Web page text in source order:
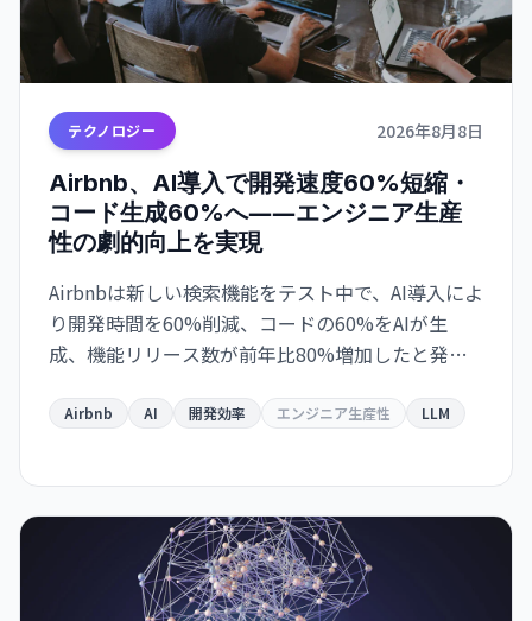
テクノロジー 2026年8月8日
Airbnb、AI導入で開発速度60%短縮・
コード生成60%へ――エンジニア生産
性の劇的向上を実現
Airbnbは新しい検索機能をテスト中で、AI導入によ
り開発時間を60%削減、コードの60%をAIが生
成、機能リリース数が前年比80%増加したと発表
Airbnb AI 開発効率 エンジニア生産性 LLM